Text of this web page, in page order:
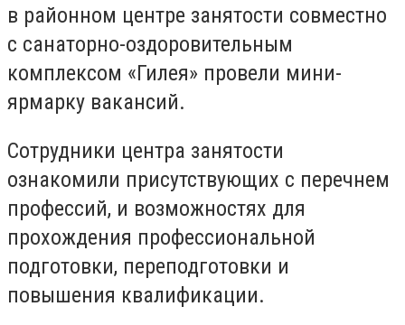
в районном центре занятости совместно
с санаторно-оздоровительным
комплексом «Гилея» провели мини-
ярмарку вакансий.
Сотрудники центра занятости
ознакомили присутствующих с перечнем
профессий, и возможностях для
прохождения профессиональной
подготовки, переподготовки и
повышения квалификации.